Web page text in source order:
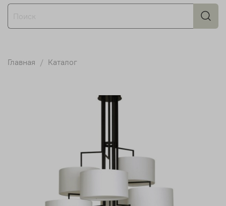
Главная Каталог